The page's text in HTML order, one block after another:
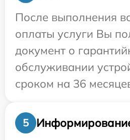
После выполнения
оплаты услуги Вы
документ о
обслуживании
сроком на 36
5